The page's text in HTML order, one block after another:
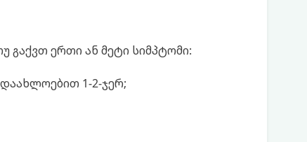
გაქვთ ერთი ან მეტი სიმპტომი:
1-2-ჯერ;